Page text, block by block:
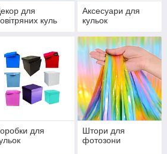
для
куль
Аксесуари для
кульок
для
Штори для
фотозони